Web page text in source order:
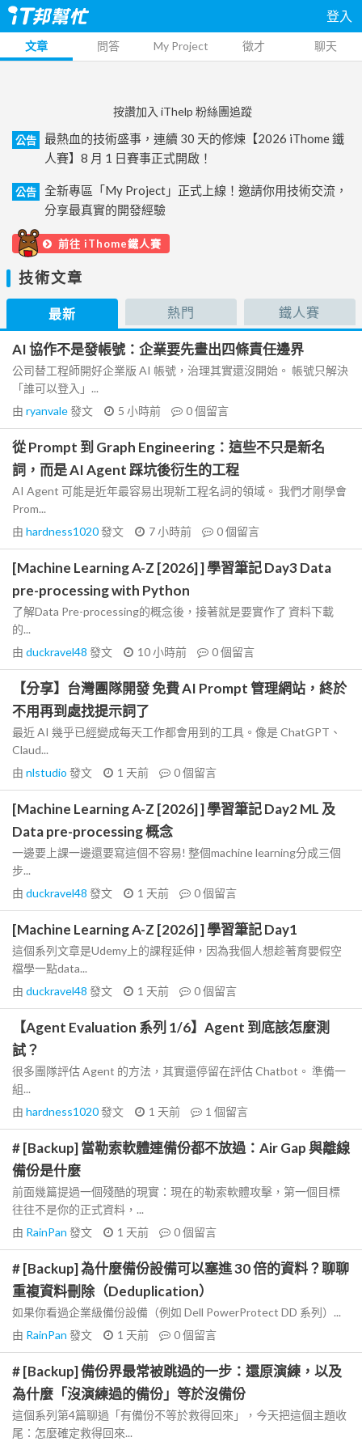
登入
文章 問答 My Project 徵才 聊天
按讚加入 iThelp 粉絲團追蹤
公告
最熱血的技術盛事，連續 30 天的修煉【2026 iThome 鐵
人賽】8 月 1 日賽事正式開啟！
公告
全新專區「My Project」正式上線！邀請你用技術交流，
分享最真實的開發經驗
前往 iThome鐵人賽
技術文章
最新 熱門 鐵人賽
AI 協作不是發帳號：企業要先畫出四條責任邊界
公司替工程師開好企業版 AI 帳號，治理其實還沒開始。 帳號只解決
「誰可以登入」...
由 ryanvale發文 5 小時前 0個留言
從 Prompt 到 Graph Engineering：這些不只是新名
詞，而是 AI Agent 踩坑後衍生的工程
AI Agent 可能是近年最容易出現新工程名詞的領域。 我們才剛學會
Prom...
由 hardness1020發文 7 小時前 0個留言
[Machine Learning A-Z [2026] ] 學習筆記 Day3 Data
pre-processing with Python
了解Data Pre-processing的概念後，接著就是要實作了 資料下載
的...
由 duckravel48 發文 10 小時前 0個留言
【分享】台灣團隊開發 免費 AI Prompt 管理網站，終於
不用再到處找提示詞了
最近 AI 幾乎已經變成每天工作都會用到的工具。像是 ChatGPT、
Claud...
由 nlstudio 發文 1 天前 0個留言
[Machine Learning A-Z [2026] ] 學習筆記 Day2 ML 及
Data pre-processing 概念
一邊要上課一邊還要寫這個不容易! 整個machine learning分成三個
步...
由 duckravel48 發文 1 天前 0個留言
[Machine Learning A-Z [2026] ] 學習筆記 Day1
這個系列文章是Udemy上的課程延伸，因為我個人想趁著育嬰假空
檔學一點data...
由 duckravel48 發文 1 天前 0個留言
【Agent Evaluation 系列 1/6】Agent 到底該怎麼測
試？
很多團隊評估 Agent 的方法，其實還停留在評估 Chatbot。 準備一
組...
由 hardness1020發文 1 天前 1 個留言
# [Backup] 當勒索軟體連備份都不放過：Air Gap 與離線
備份是什麼
前面幾篇提過一個殘酷的現實：現在的勒索軟體攻擊，第一個目標
往往不是你的正式資料，...
由 RainPan 發文 1 天前 0個留言
# [Backup] 為什麼備份設備可以塞進 30 倍的資料？聊聊
重複資料刪除（Deduplication）
如果你看過企業級備份設備（例如 Dell PowerProtect DD 系列）...
由 RainPan 發文 1 天前 0個留言
# [Backup] 備份界最常被跳過的一步：還原演練，以及
為什麼「沒演練過的備份」等於沒備份
這個系列第4篇聊過「有備份不等於救得回來」，今天把這個主題收
尾：怎麼確定救得回來...